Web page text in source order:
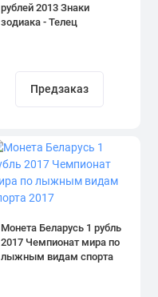
рублей 2013 Знаки
зодиака - Телец
Предзаказ
Монета Беларусь 1 рубль
2017 Чемпионат мира по
лыжным видам спорта